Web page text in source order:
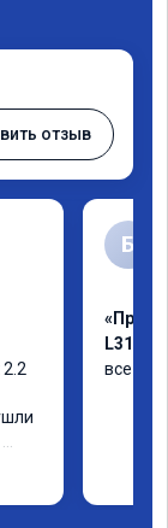
отзыв
Б
L319»
все